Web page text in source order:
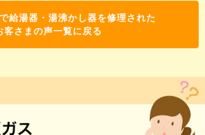
給湯器・湯沸かし器を修理された
客さまの声一覧に戻る